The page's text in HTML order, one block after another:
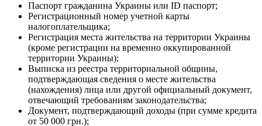
Паспорт гражданина Украины или ID паспорт;
Регистрационный номер учетной карты
налогоплательщика;
Регистрация места жительства на территории Украины
(кроме регистрации на временно оккупированной
территории Украины);
Выписка из реестра территориальной общины,
подтверждающая сведения о месте жительства
(нахождения) лица или другой официальный документ,
отвечающий требованиям законодательства;
Документ, подтверждающий доходы (при сумме кредита
от 50 000 грн.);